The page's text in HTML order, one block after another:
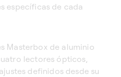
específicas de cada
Masterbox de aluminio
lectores ópticos,
definidos desde su